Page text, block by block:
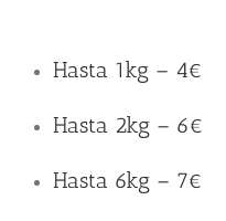
Hasta 1kg – 4€
Hasta 2kg – 6€
Hasta 6kg – 7€